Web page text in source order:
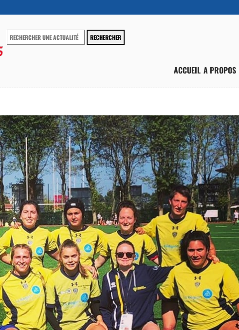
ACCUEIL A PROPOS